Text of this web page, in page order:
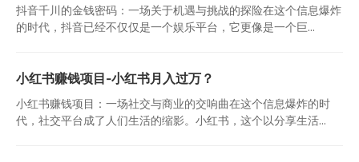
抖音千川的金钱密码：一场关于机遇与挑战的探险在这个信息爆炸
的时代，抖音已经不仅仅是一个娱乐平台，它更像是一个巨...
小红书赚钱项目-小红书月入过万？
小红书赚钱项目：一场社交与商业的交响曲在这个信息爆炸的时
代，社交平台成了人们生活的缩影。小红书，这个以分享生活...